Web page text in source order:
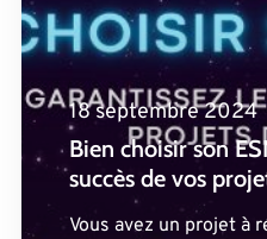
18 septembre 2024
Bien choisir son
succès de vos
Vous avez un projet à